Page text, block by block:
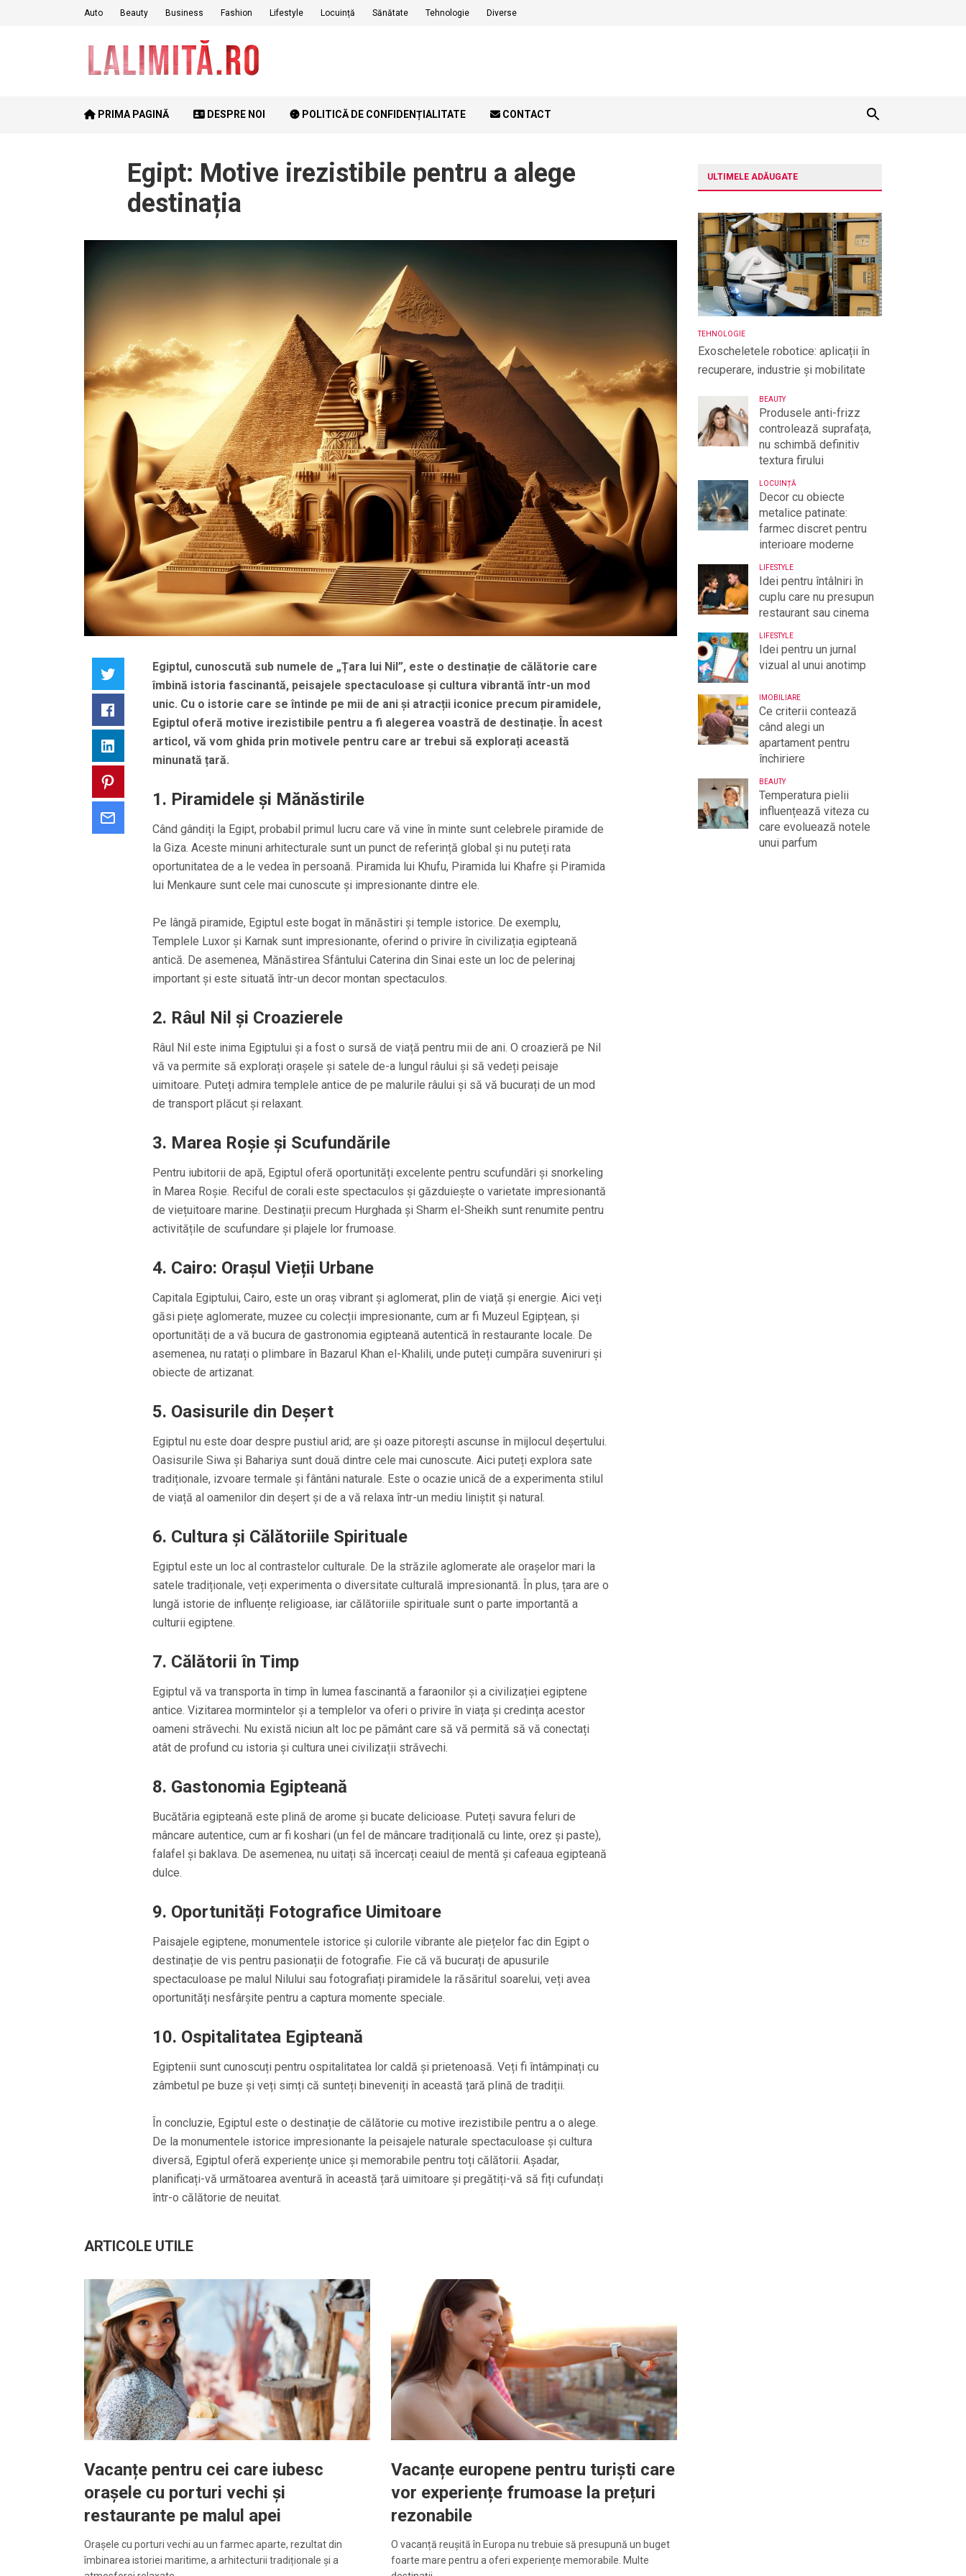
Auto Beauty Business Fashion Lifestyle Locuință Sănătate Tehnologie Diverse
PRIMA PAGINĂ DESPRE NOI POLITICĂ DE CONFIDENȚIALITATE CONTACT
Egipt: Motive irezistibile pentru a alege
destinația
Facebook
LinkedIn
Egiptul, cunoscută sub numele de „Țara lui Nil”, este o destinație de călătorie care
îmbină istoria fascinantă, peisajele spectaculoase și cultura vibrantă într-un mod
unic. Cu o istorie care se întinde pe mii de ani și atracții iconice precum piramidele,
Egiptul oferă motive irezistibile pentru a fi alegerea voastră de destinație. În acest
articol, vă vom ghida prin motivele pentru care ar trebui să explorați această
minunată țară.
1. Piramidele și Mănăstirile
Când gândiți la Egipt, probabil primul lucru care vă vine în minte sunt celebrele piramide de
la Giza. Aceste minuni arhitecturale sunt un punct de referință global și nu puteți rata
oportunitatea de a le vedea în persoană. Piramida lui Khufu, Piramida lui Khafre și Piramida
lui Menkaure sunt cele mai cunoscute și impresionante dintre ele.
Pe lângă piramide, Egiptul este bogat în mănăstiri și temple istorice. De exemplu,
Templele Luxor și Karnak sunt impresionante, oferind o privire în civilizația egipteană
antică. De asemenea, Mănăstirea Sfântului Caterina din Sinai este un loc de pelerinaj
important și este situată într-un decor montan spectaculos.
2. Râul Nil și Croazierele
Râul Nil este inima Egiptului și a fost o sursă de viață pentru mii de ani. O croazieră pe Nil
vă va permite să explorați orașele și satele de-a lungul râului și să vedeți peisaje
uimitoare. Puteți admira templele antice de pe malurile râului și să vă bucurați de un mod
de transport plăcut și relaxant.
3. Marea Roșie și Scufundările
Pentru iubitorii de apă, Egiptul oferă oportunități excelente pentru scufundări și snorkeling
în Marea Roșie. Reciful de corali este spectaculos și găzduiește o varietate impresionantă
de viețuitoare marine. Destinații precum Hurghada și Sharm el-Sheikh sunt renumite pentru
activitățile de scufundare și plajele lor frumoase.
4. Cairo: Orașul Vieții Urbane
Capitala Egiptului, Cairo, este un oraș vibrant și aglomerat, plin de viață și energie. Aici veți
găsi piețe aglomerate, muzee cu colecții impresionante, cum ar fi Muzeul Egipțean, și
oportunități de a vă bucura de gastronomia egipteană autentică în restaurante locale. De
asemenea, nu ratați o plimbare în Bazarul Khan el-Khalili, unde puteți cumpăra suveniruri și
obiecte de artizanat.
5. Oasisurile din Deșert
Egiptul nu este doar despre pustiul arid; are și oaze pitorești ascunse în mijlocul deșertului.
Oasisurile Siwa și Bahariya sunt două dintre cele mai cunoscute. Aici puteți explora sate
tradiționale, izvoare termale și fântâni naturale. Este o ocazie unică de a experimenta stilul
de viață al oamenilor din deșert și de a vă relaxa într-un mediu liniștit și natural.
6. Cultura și Călătoriile Spirituale
Egiptul este un loc al contrastelor culturale. De la străzile aglomerate ale orașelor mari la
satele tradiționale, veți experimenta o diversitate culturală impresionantă. În plus, țara are o
lungă istorie de influențe religioase, iar călătoriile spirituale sunt o parte importantă a
culturii egiptene.
7. Călătorii în Timp
Egiptul vă va transporta în timp în lumea fascinantă a faraonilor și a civilizației egiptene
antice. Vizitarea mormintelor și a templelor va oferi o privire în viața și credința acestor
oameni străvechi. Nu există niciun alt loc pe pământ care să vă permită să vă conectați
atât de profund cu istoria și cultura unei civilizații străvechi.
8. Gastonomia Egipteană
Bucătăria egipteană este plină de arome și bucate delicioase. Puteți savura feluri de
mâncare autentice, cum ar fi koshari (un fel de mâncare tradițională cu linte, orez și paste),
falafel și baklava. De asemenea, nu uitați să încercați ceaiul de mentă și cafeaua egipteană
dulce.
9. Oportunități Fotografice Uimitoare
Paisajele egiptene, monumentele istorice și culorile vibrante ale piețelor fac din Egipt o
destinație de vis pentru pasionații de fotografie. Fie că vă bucurați de apusurile
spectaculoase pe malul Nilului sau fotografiați piramidele la răsăritul soarelui, veți avea
oportunități nesfârșite pentru a captura momente speciale.
10. Ospitalitatea Egipteană
Egiptenii sunt cunoscuți pentru ospitalitatea lor caldă și prietenoasă. Veți fi întâmpinați cu
zâmbetul pe buze și veți simți că sunteți bineveniți în această țară plină de tradiții.
În concluzie, Egiptul este o destinație de călătorie cu motive irezistibile pentru a o alege.
De la monumentele istorice impresionante la peisajele naturale spectaculoase și cultura
diversă, Egiptul oferă experiențe unice și memorabile pentru toți călătorii. Așadar,
planificați-vă următoarea aventură în această țară uimitoare și pregătiți-vă să fiți cufundați
într-o călătorie de neuitat.
ARTICOLE UTILE
Vacanțe pentru cei care iubesc
orașele cu porturi vechi și
restaurante pe malul apei
Orașele cu porturi vechi au un farmec aparte, rezultat din
îmbinarea istoriei maritime, a arhitecturii tradiționale și a
Vacanțe europene pentru turiști care
vor experiențe frumoase la prețuri
rezonabile
O vacanță reușită în Europa nu trebuie să presupună un buget
foarte mare pentru a oferi experiențe memorabile. Multe
ULTIMELE ADĂUGATE
TEHNOLOGIE
Exoscheletele robotice: aplicații în
recuperare, industrie și mobilitate
BEAUTY
Produsele anti-frizz
controlează suprafața,
nu schimbă definitiv
textura firului
LOCUINȚĂ
Decor cu obiecte
metalice patinate:
farmec discret pentru
interioare moderne
LIFESTYLE
Idei pentru întâlniri în
cuplu care nu presupun
restaurant sau cinema
LIFESTYLE
Idei pentru un jurnal
vizual al unui anotimp
IMOBILIARE
Ce criterii contează
când alegi un
apartament pentru
închiriere
BEAUTY
Temperatura pielii
influențează viteza cu
care evoluează notele
unui parfum